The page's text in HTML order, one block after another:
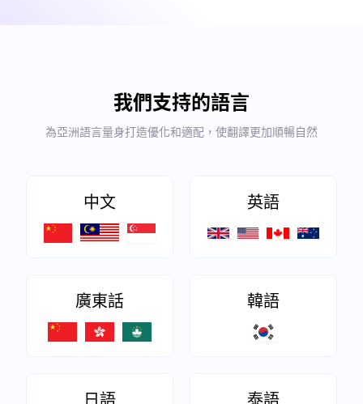
我們支持的語言
為亞洲語言量身打造優化和適配，使翻譯更加順暢自然
中文 英語
廣東話 韓語